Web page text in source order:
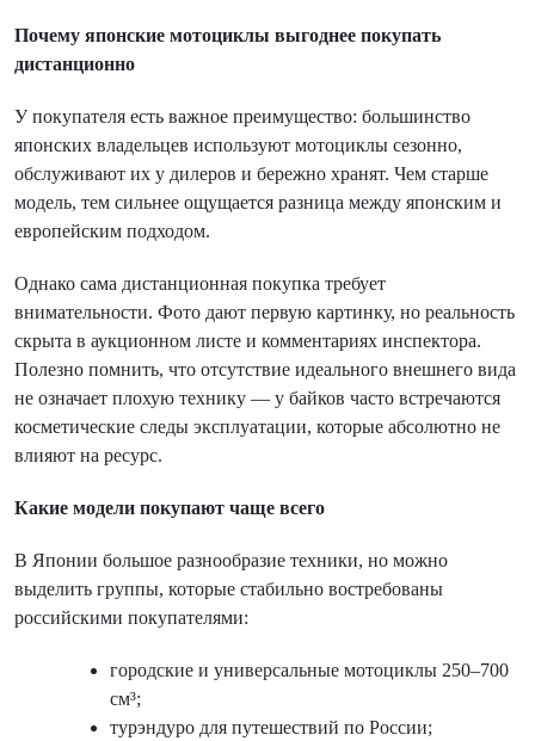
Почему японские мотоциклы выгоднее покупать
дистанционно
У покупателя есть важное преимущество: большинство
японских владельцев используют мотоциклы сезонно,
обслуживают их у дилеров и бережно хранят. Чем старше
модель, тем сильнее ощущается разница между японским и
европейским подходом.
Однако сама дистанционная покупка требует
внимательности. Фото дают первую картинку, но реальность
скрыта в аукционном листе и комментариях инспектора.
Полезно помнить, что отсутствие идеального внешнего вида
не означает плохую технику — у байков часто встречаются
косметические следы эксплуатации, которые абсолютно не
влияют на ресурс.
Какие модели покупают чаще всего
В Японии большое разнообразие техники, но можно
выделить группы, которые стабильно востребованы
российскими покупателями:
городские и универсальные мотоциклы 250–700
см³;
турэндуро для путешествий по России;